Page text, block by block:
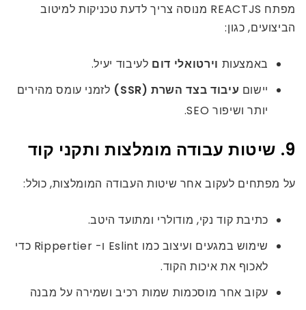
מפתח REACTJS מנוסה צריך לדעת טכניקות למיטוב
הביצועים, כגון:
באמצעות וירטואלי דום לעיבוד יעיל.
יישום עיבוד בצד השרת (SSR)
לזמני עומס מהירים
יותר ושיפור SEO.
9. שיטות עבודה מומלצות ותקני קוד
על מפתחים לעקוב אחר שיטות העבודה המומלצות, כולל:
כתיבת קוד נקי, מודולרי ומתועד היטב.
שימוש במגעים ועיצוב כמו Eslint ו- Rippertier כדי
לאכוף את איכות הקוד.
עקוב אחר מוסכמות שמות רכיב ושמירה על מבנה